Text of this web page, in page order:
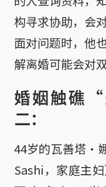
构寻求协助，会
面对问题时，他
解离婚可能会对
婚姻触礁
二：
44岁的瓦善塔·
Sashi，家庭主